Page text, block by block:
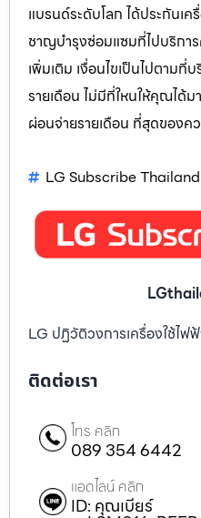
แบรนด์ระดับโลก ได้ประกันเ
ชาญบำรุงซ่อมแซมที่ไปบริกา
เพิ่มเติม เงื่อนไขเป็นไปตาม
รายเดือน ไม่มีที่ใหนให้คุณได้
ผ่อนจ่ายรายเดือน ที่สุดของค
LG Subscribe Thailand
LG ปฏิวัติวงการเครื่องใช้ไ
ติดต่อเรา
โทร คลิก
089 354 6442
แอดไลน์ คลิก
ID: คุณเบียร์